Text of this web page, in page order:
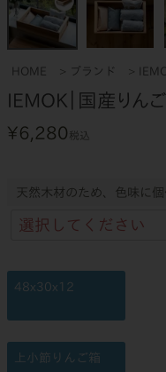
HOME ブランド
IEMOK｜国産り
¥6,280 税込
天然木材のため、色味に個
48x30x12
上小節りんご箱